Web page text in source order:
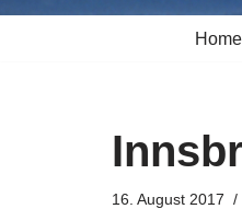
Home
16. August 2017